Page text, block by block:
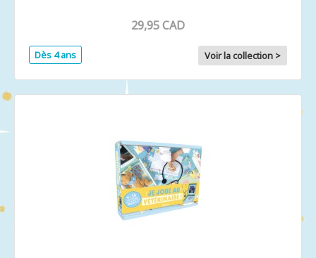
29,95 CAD
Dès 4 ans Voir la collection >